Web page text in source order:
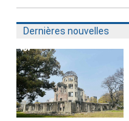
Dernières nouvelles